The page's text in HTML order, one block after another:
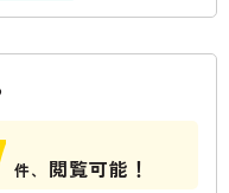
件、 閲覧可能！